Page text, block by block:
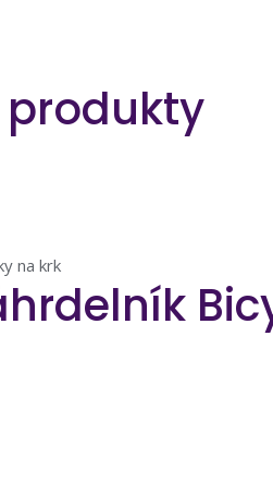
produkty
na krk